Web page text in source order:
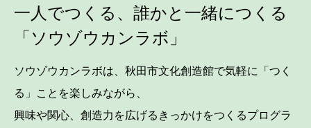
一人でつくる、誰かと一緒につくる
「ソウゾウカンラボ」
ソウゾウカンラボは、秋田市文化創造館で気軽に「つく
る」ことを楽しみながら、
興味や関心、創造力を広げるきっかけをつくるプログラ